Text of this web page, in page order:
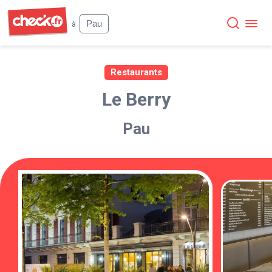
à
Pau
Restaurants
Le Berry
Pau